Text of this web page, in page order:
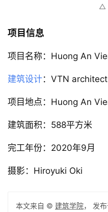
△
项目信息
项目名称：Huong An
建筑设计：VTN
项目地点：Huong An
建筑面积：588平方米
完工年份：2020年9月
摄影：Hiroyuki Oki
本文来自 © 建筑学院， 发